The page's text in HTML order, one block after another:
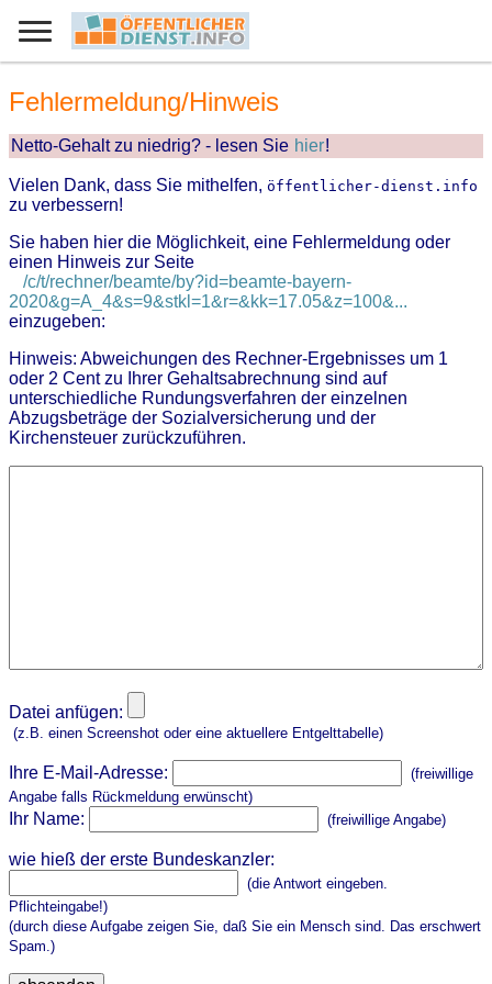
Fehlermeldung/Hinweis
Netto-Gehalt zu niedrig? - lesen Sie hier!
Vielen Dank, dass Sie mithelfen, öffentlicher-dienst.info
zu verbessern!
Sie haben hier die Möglichkeit, eine Fehlermeldung oder
einen Hinweis zur Seite
/c/t/rechner/beamte/by?id=beamte-bayern-
2020&g=A_4&s=9&stkl=1&r=&kk=17.05&z=100&...
einzugeben:
Hinweis: Abweichungen des Rechner-Ergebnisses um 1
oder 2 Cent zu Ihrer Gehaltsabrechnung sind auf
unterschiedliche Rundungsverfahren der einzelnen
Abzugsbeträge der Sozialversicherung und der
Kirchensteuer zurückzuführen.
Datei anfügen:
(z.B. einen Screenshot oder eine aktuellere Entgelttabelle)
Ihre E-Mail-Adresse:
(freiwillige
Angabe falls Rückmeldung erwünscht)
Ihr Name: (freiwillige Angabe)
wie hieß der erste Bundeskanzler:
(die Antwort eingeben.
Pflichteingabe!)
(durch diese Aufgabe zeigen Sie, daß Sie ein Mensch sind. Das erschwert
Spam.)